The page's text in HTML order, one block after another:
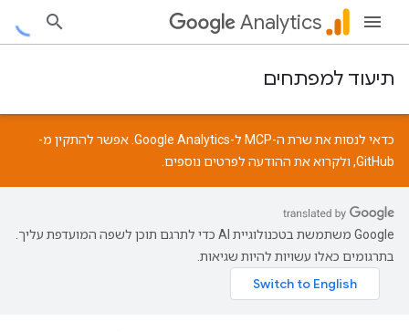
Analytics
תיעוד למפתחים
כדאי לנסות את שרת ה-MCP ל-Google Analytics. אפשר להתקין מ-
GitHub, ולקרוא את ההודעה לפרטים נוספים.
‫Google משתמשת בטכנולוגיית AI כדי לתרגם תוכן לשפה המועדפת עליך.
בתרגומים כאלו עשויות להיות שגיאות.